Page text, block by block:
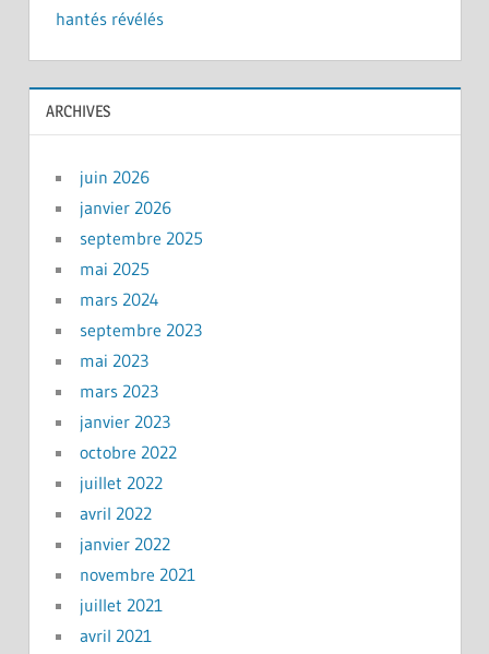
hantés révélés
ARCHIVES
juin 2026
janvier 2026
septembre 2025
mai 2025
mars 2024
septembre 2023
mai 2023
mars 2023
janvier 2023
octobre 2022
juillet 2022
avril 2022
janvier 2022
novembre 2021
juillet 2021
avril 2021